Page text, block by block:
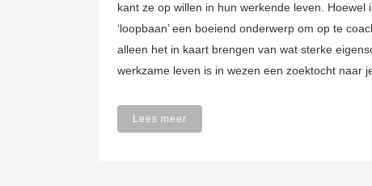
kant ze op willen in hun werkende leven.
‘loopbaan’ een boeiend onderwerp om op te
alleen het in kaart brengen van wat sterke
werkzame leven is in wezen een zoektocht naar
Lees meer